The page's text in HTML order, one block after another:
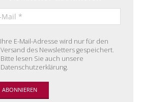
Ihre E-Mail-Adresse wird nur für den
Versand des Newsletters gespeichert.
Bitte lesen Sie auch unsere
Datenschutzerklärung.